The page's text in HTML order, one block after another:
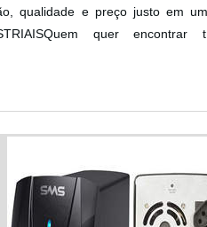
qualidade e preço justo em
quer encontrar